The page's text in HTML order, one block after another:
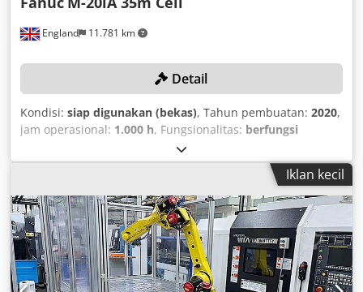
England 11.781 km
Detail
Kondisi: siap digunakan (bekas), Tahun pembuatan: 2020,
jam operasional: 1.000 h, Fungsionalitas: berfungsi
, nomor mesin/kendaraan:
keseluruhan:252 kg, Perlengkapan:penghadang cahaya
, DETAIL TEKNIS Kontrol Model kontrol: A05B-
2611-B382 Nomor seri kontrol: E20110087 Gripper Tipe:
Gripper vakum Penggerak: Zona tunggal Chodey Hiy Tjpfx
Ak Tja DETAIL MESIN Berat total: 252 kg Jam operasi:
sekitar 1.000 jam PERALATAN Pembatasan keselamatan
oleh Allen Bradley PLC Sick laser scanner, 2 unit Sensor
penghalang cahaya, 4 unit
Iklan kecil